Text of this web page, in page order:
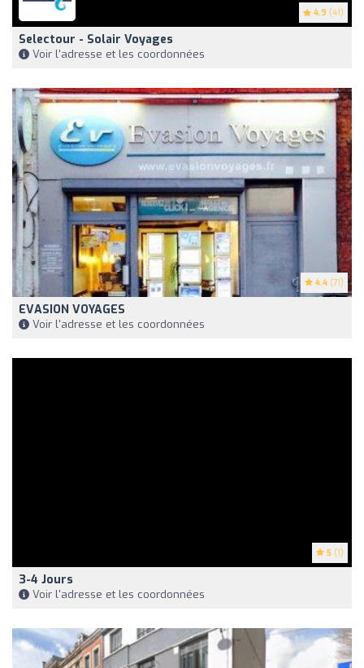
4.9 (41)
Selectour - Solair Voyages
Voir l'adresse et les coordonnées
4.4 (71)
EVASION VOYAGES
Voir l'adresse et les coordonnées
5 (1)
3-4 Jours
Voir l'adresse et les coordonnées